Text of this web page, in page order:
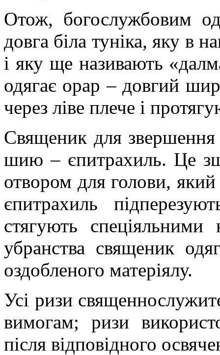
Отож, богослужбовим
довга біла туніка, яку в
і яку ще називають
одягає орар – довгий
через ліве плече і
Священик для звершення
шию – єпитрахиль. Це
отвором для голови,
єпитрахиль
стягують
убранства священик
оздобленого матеріялу.
Усі ризи
вимогам; ризи
після відповідного